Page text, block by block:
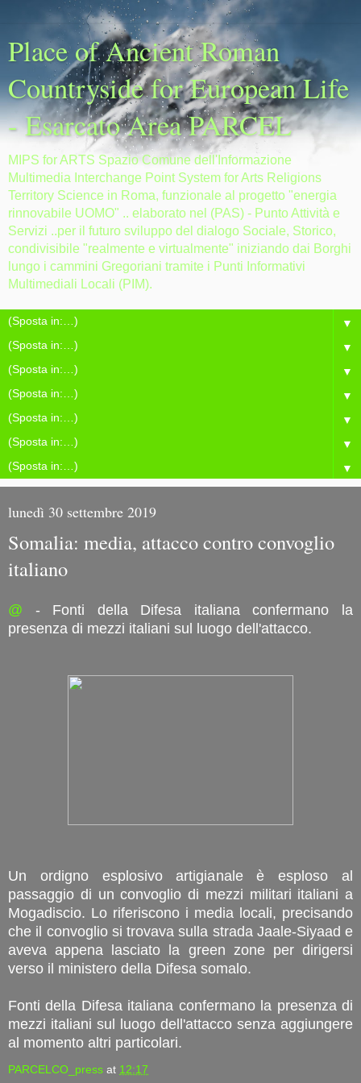
Place of Ancient Roman
Countryside for European Life
- Esarcato Area PARCEL
MIPS for ARTS Spazio Comune dell'Informazione
Multimedia Interchange Point System for Arts Religions
Territory Science in Roma, funzionale al progetto "energia
rinnovabile UOMO" .. elaborato nel (PAS) - Punto Attività e
Servizi ..per il futuro sviluppo del dialogo Sociale, Storico,
condivisibile "realmente e virtualmente" iniziando dai Borghi
lungo i cammini Gregoriani tramite i Punti Informativi
Multimediali Locali (PIM).
▼
▼
▼
▼
▼
▼
▼
lunedì 30 settembre 2019
Somalia: media, attacco contro convoglio
italiano
@ - Fonti della Difesa italiana confermano la
presenza di mezzi italiani sul luogo dell'attacco.
Un ordigno esplosivo artigianale è esploso al
passaggio di un convoglio di mezzi militari italiani a
Mogadiscio. Lo riferiscono i media locali, precisando
che il convoglio si trovava sulla strada Jaale-Siyaad e
aveva appena lasciato la green zone per dirigersi
verso il ministero della Difesa somalo.
Fonti della Difesa italiana confermano la presenza di
mezzi italiani sul luogo dell'attacco senza aggiungere
al momento altri particolari.
PARCELCO_press at 12:17